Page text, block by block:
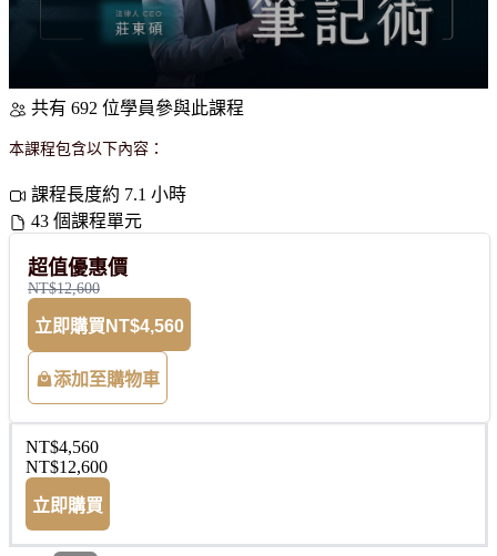
共有 692 位學員參與此課程
本課程包含以下內容：
課程長度約 7.1 小時
43 個課程單元
超值優惠價
NT$12,600
立即購買 NT$4,560
添加至購物車
NT$4,560
NT$12,600
立即購買